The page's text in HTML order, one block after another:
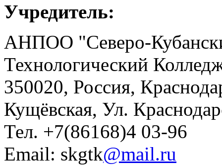
Учредитель:
АНПОО "Северо-
Технологический
350020, Россия,
Кущёвская, Ул.
Тел. +7(86168)4 03-96
Email: skgtk@mail.ru